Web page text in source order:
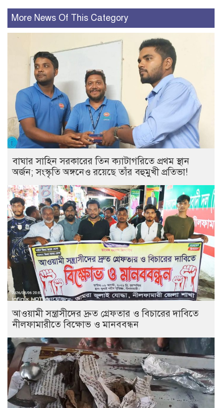
More News Of This Category
বাঘার সাহিন সরকারের তিন ক্যাটাগরিতে প্রথম স্থান
অর্জন; সংস্কৃতি অঙ্গনেও রয়েছে তাঁর বহুমুখী প্রতিভা!
আওয়ামী সন্ত্রাসীদের দ্রুত গ্রেফতার ও বিচারের দাবিতে
নীলফামারীতে বিক্ষোভ ও মানববন্ধন